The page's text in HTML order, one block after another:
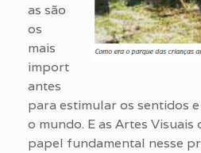
as são
os
mais
import
antes
para estimular os sentidos
o mundo. E as Artes Visuais
papel fundamental nesse